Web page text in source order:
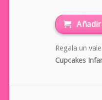
Regala un
Cupcakes